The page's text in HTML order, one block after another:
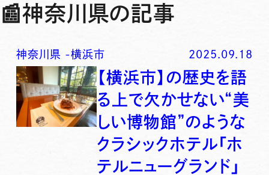
📰神奈川県の記事
神奈川県 -横浜市 2025.09.18
【横浜市】の歴史を語
る上で欠かせない“美
しい博物館”のような
クラシックホテル「ホ
テルニューグランド」